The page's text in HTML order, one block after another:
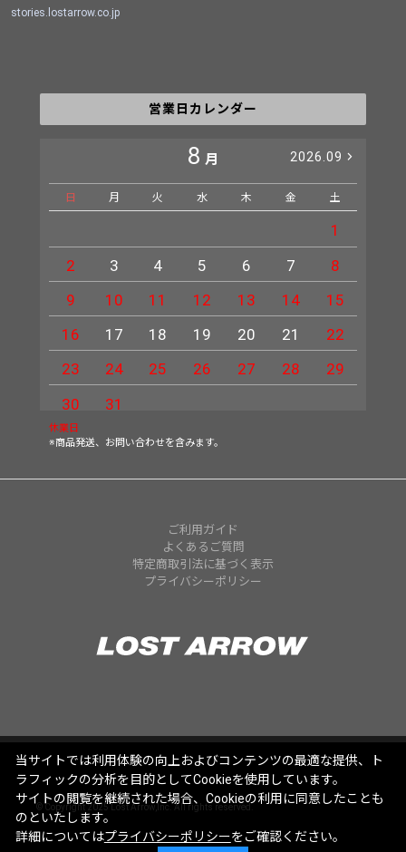
stories.lostarrow.co.jp
営業日カレンダー
8 月 2026.09
日 月 火 水 木 金 土
1
2
3 4 5 6 7
8
9
10 11 12 13 14
15
16
17 18 19 20 21
22
23
24 25 26 27 28
29
30
31
休業日
※商品発送、お問い合わせを含みます。
ご利用ガイド
よくあるご質問
特定商取引法に基づく表示
プライバシーポリシー
© Copyright 2025 Lost Arrow,Inc. All rights reserved.
当サイトでは利用体験の向上およびコンテンツの最適な提供、ト
ラフィックの分析を目的としてCookieを使用しています。
サイトの閲覧を継続された場合、Cookieの利用に同意したことも
のといたします。
詳細についてはプライバシーポリシーをご確認ください。